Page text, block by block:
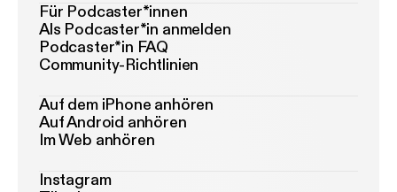
Für Podcaster*innen
Als Podcaster*in anmelden
Podcaster*in FAQ
Community-Richtlinien
Auf dem iPhone anhören
Auf Android anhören
Im Web anhören
Instagram